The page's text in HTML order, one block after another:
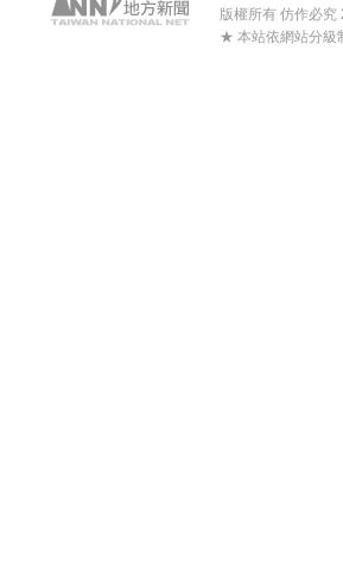
版權所有 仿作必
★ 本站依網站分級